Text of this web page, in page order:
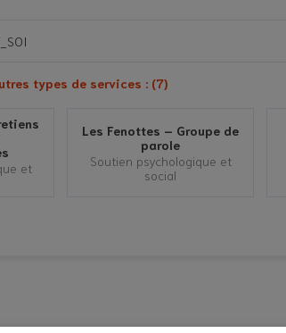
types de services : (7)
et
Les Fenottes – Groupe de
parole
Soutien psychologique et
social